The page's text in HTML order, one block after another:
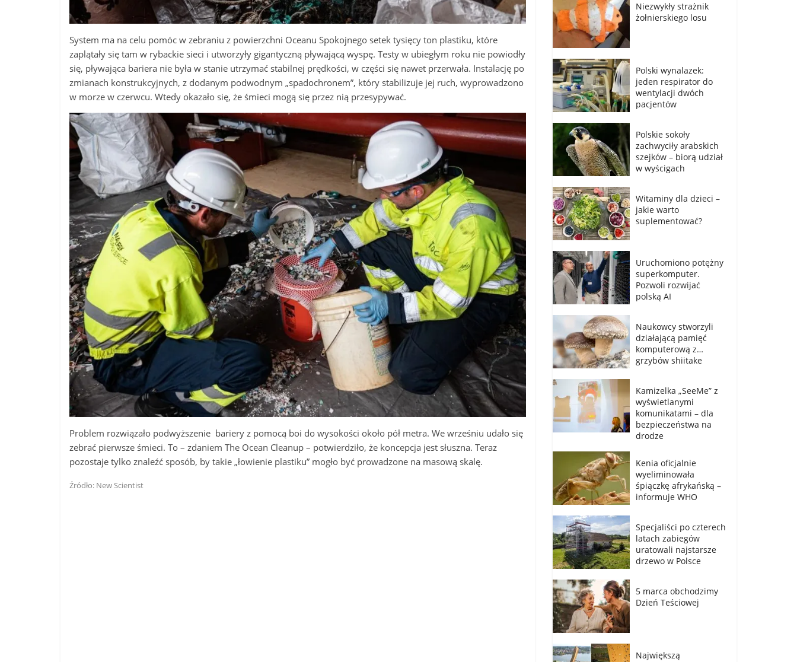
System ma na celu pomóc w zebraniu z powierzchni Oceanu Spokojnego setek tysięcy ton plastiku, które
zaplątały się tam w rybackie sieci i utworzyły gigantyczną pływającą wyspę. Testy w ubiegłym roku nie powiodły
się, pływająca bariera nie była w stanie utrzymać stabilnej prędkości, w części się nawet przerwała. Instalację po
zmianach konstrukcyjnych, z dodanym podwodnym „spadochronem”, który stabilizuje jej ruch, wyprowadzono
w morze w czerwcu. Wtedy okazało się, że śmieci mogą się przez nią przesypywać.
Problem rozwiązało podwyższenie bariery z pomocą boi do wysokości około pół metra. We wrześniu udało się
zebrać pierwsze śmieci. To – zdaniem The Ocean Cleanup – potwierdziło, że koncepcja jest słuszna. Teraz
pozostaje tylko znaleźć sposób, by takie „łowienie plastiku” mogło być prowadzone na masową skalę.
Źródło: New Scientist
Niezwykły strażnik
żołnierskiego losu
Polski wynalazek:
jeden respirator do
wentylacji dwóch
pacjentów
Polskie sokoły
zachwyciły arabskich
szejków – biorą udział
w wyścigach
Witaminy dla dzieci –
jakie warto
suplementować?
Uruchomiono potężny
superkomputer.
Pozwoli rozwijać
polską AI
Naukowcy stworzyli
działającą pamięć
komputerową z…
grzybów shiitake
Kamizelka „SeeMe” z
wyświetlanymi
komunikatami – dla
bezpieczeństwa na
drodze
Kenia oficjalnie
wyeliminowała
śpiączkę afrykańską –
informuje WHO
Specjaliści po czterech
latach zabiegów
uratowali najstarsze
drzewo w Polsce
5 marca obchodzimy
Dzień Teściowej
Największą